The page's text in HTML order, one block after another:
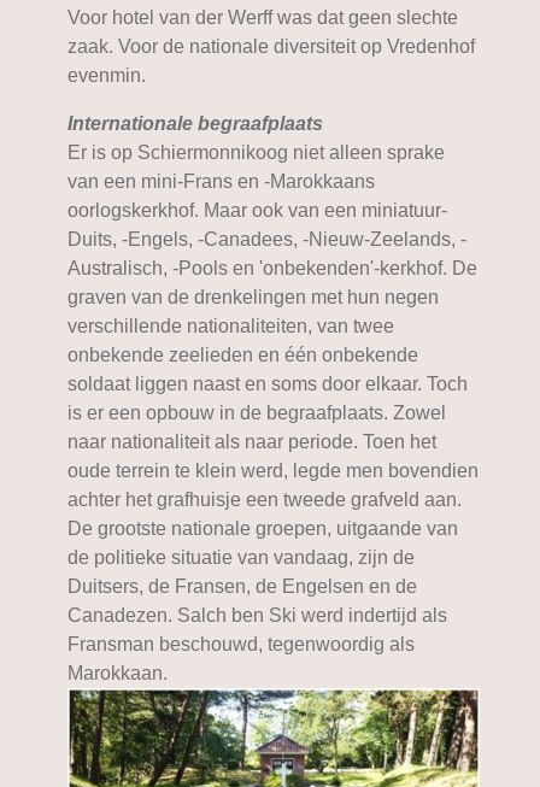
Voor hotel van der Werff was dat geen slechte
zaak. Voor de nationale diversiteit op Vredenhof
evenmin.
Internationale begraafplaats
Er is op Schiermonnikoog niet alleen sprake
van een mini-Frans en -Marokkaans
oorlogskerkhof. Maar ook van een miniatuur-
Duits, -Engels, -Canadees, -Nieuw-Zeelands, -
Australisch, -Pools en 'onbekenden'-kerkhof. De
graven van de drenkelingen met hun negen
verschillende nationaliteiten, van twee
onbekende zeelieden en één onbekende
soldaat liggen naast en soms door elkaar. Toch
is er een opbouw in de begraafplaats. Zowel
naar nationaliteit als naar periode. Toen het
oude terrein te klein werd, legde men bovendien
achter het grafhuisje een tweede grafveld aan.
De grootste nationale groepen, uitgaande van
de politieke situatie van vandaag, zijn de
Duitsers, de Fransen, de Engelsen en de
Canadezen. Salch ben Ski werd indertijd als
Fransman beschouwd, tegenwoordig als
Marokkaan.